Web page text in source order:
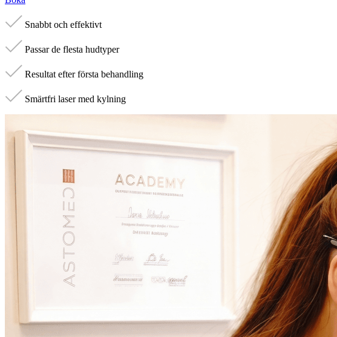
Snabbt och effektivt
Passar de flesta hudtyper
Resultat efter första behandling
Smärtfri laser med kylning